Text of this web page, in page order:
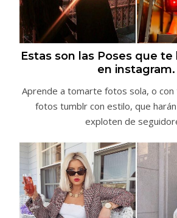
Estas son las Poses que
en instagram.
Aprende a tomarte fotos sola, o con
fotos tumblr con estilo, que
exploten de